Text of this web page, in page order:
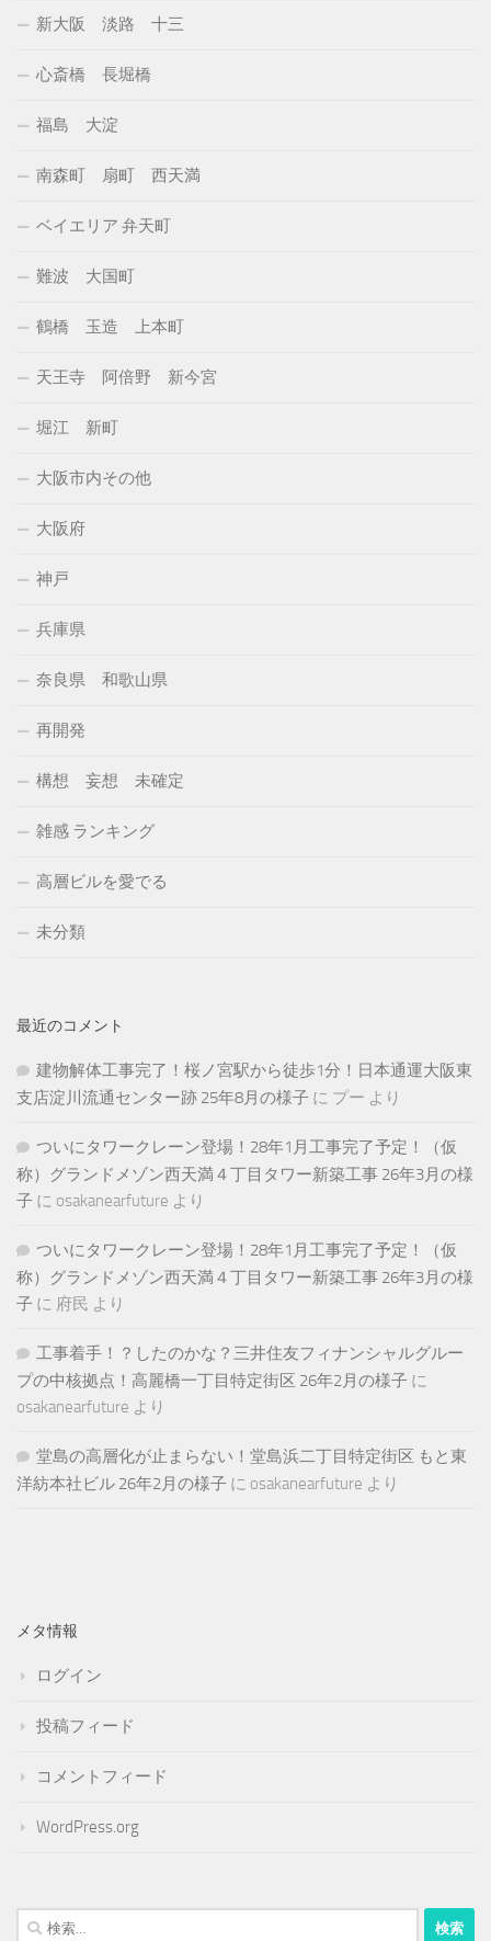
新大阪 淡路 十三
心斎橋 長堀橋
福島 大淀
南森町 扇町 西天満
ベイエリア 弁天町
難波 大国町
鶴橋 玉造 上本町
天王寺 阿倍野 新今宮
堀江 新町
大阪市内その他
大阪府
神戸
兵庫県
奈良県 和歌山県
再開発
構想 妄想 未確定
雑感 ランキング
高層ビルを愛でる
未分類
最近のコメント
建物解体工事完了！桜ノ宮駅から徒歩1分！日本通運大阪東
支店淀川流通センター跡 25年8月の様子 に プー より
ついにタワークレーン登場！28年1月工事完了予定！（仮
称）グランドメゾン西天満４丁目タワー新築工事 26年3月の様
子 に osakanearfuture より
ついにタワークレーン登場！28年1月工事完了予定！（仮
称）グランドメゾン西天満４丁目タワー新築工事 26年3月の様
子 に 府民 より
工事着手！？したのかな？三井住友フィナンシャルグルー
プの中核拠点！高麗橋一丁目特定街区 26年2月の様子 に
osakanearfuture より
堂島の高層化が止まらない！堂島浜二丁目特定街区 もと東
洋紡本社ビル 26年2月の様子 に osakanearfuture より
メタ情報
ログイン
投稿フィード
コメントフィード
WordPress.org
検